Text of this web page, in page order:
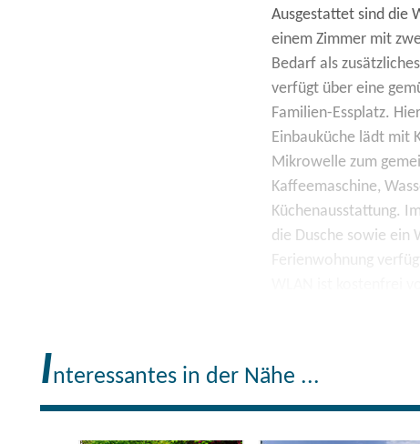
Ausgestattet sind die
einem Zimmer mit
Bedarf als
verfügt über eine
Familien-Essplatz.
Einbauküche lädt mit
Mikrowelle zum
Kaffeemaschine,
Küchenausstattung.
die Dusche sowie ein
Ferienwohnung
Zu Ihrer Verfügung
Feuerschalenplatz
Interessantes in der Nähe ...